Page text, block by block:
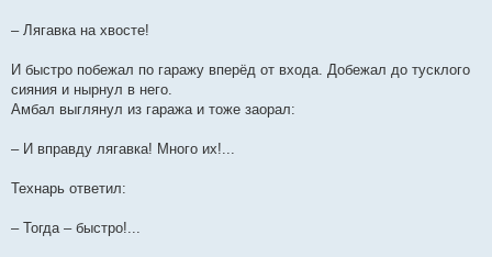
– Лягавка на хвосте!
И быстро побежал по гаражу вперёд от входа. Добежал до тусклого
сияния и нырнул в него.
Амбал выглянул из гаража и тоже заорал:
– И вправду лягавка! Много их!...
Технарь ответил:
– Тогда – быстро!...